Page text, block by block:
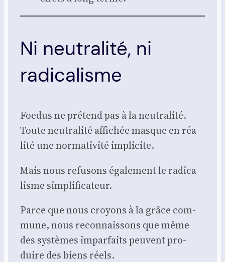
Ni neutralité, ni
radicalisme
Foe­dus ne pré­tend pas à la neu­tra­li­té.
Toute neu­tra­li­té affi­chée masque en réa­
li­té une nor­ma­ti­vi­té impli­cite.
Mais nous refu­sons éga­le­ment le radi­ca­
lisme sim­pli­fi­ca­teur.
Parce que nous croyons à la grâce com­
mune, nous recon­nais­sons que même
des sys­tèmes impar­faits peuvent pro­
duire des biens réels.